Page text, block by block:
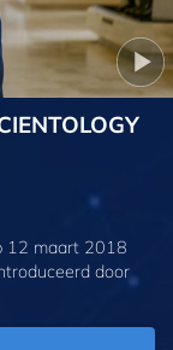
12 maart 2018
door